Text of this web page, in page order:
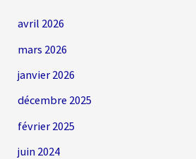
avril 2026
mars 2026
janvier 2026
décembre 2025
février 2025
juin 2024